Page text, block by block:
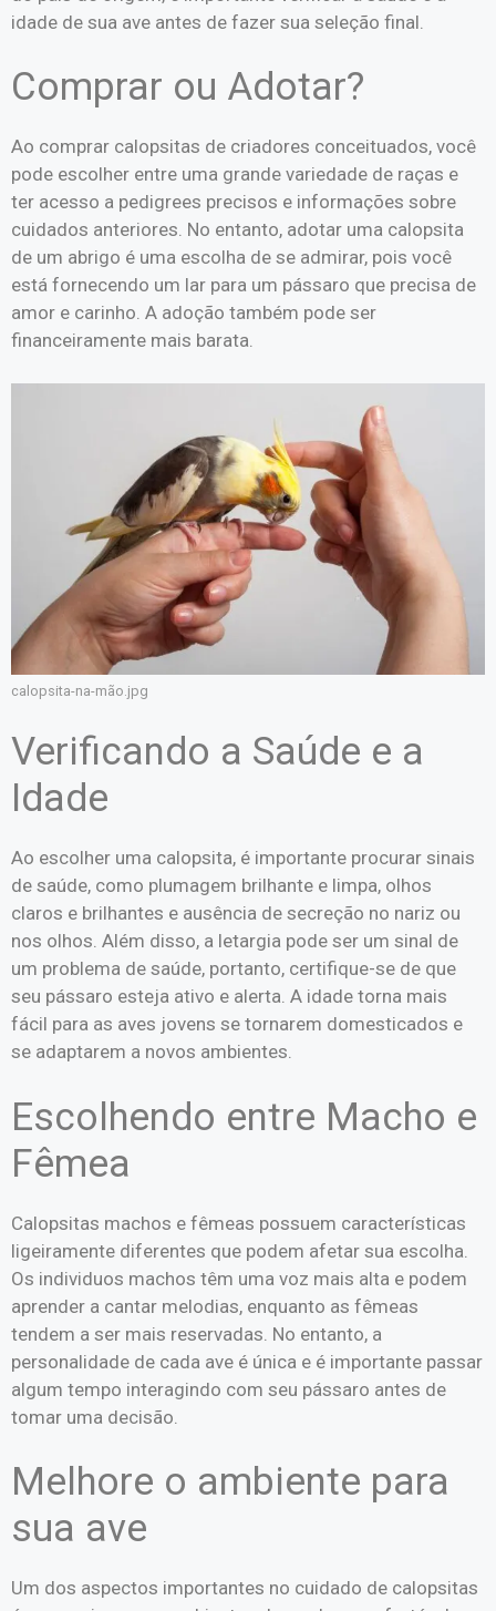
idade de sua ave antes de fazer sua seleção final.
Comprar ou Adotar?
Ao comprar calopsitas de criadores conceituados, você
pode escolher entre uma grande variedade de raças e
ter acesso a pedigrees precisos e informações sobre
cuidados anteriores. No entanto, adotar uma calopsita
de um abrigo é uma escolha de se admirar, pois você
está fornecendo um lar para um pássaro que precisa de
amor e carinho. A adoção também pode ser
financeiramente mais barata.
calopsita-na-mão.jpg
Verificando a Saúde e a
Idade
Ao escolher uma calopsita, é importante procurar sinais
de saúde, como plumagem brilhante e limpa, olhos
claros e brilhantes e ausência de secreção no nariz ou
nos olhos. Além disso, a letargia pode ser um sinal de
um problema de saúde, portanto, certifique-se de que
seu pássaro esteja ativo e alerta. A idade torna mais
fácil para as aves jovens se tornarem domesticados e
se adaptarem a novos ambientes.
Escolhendo entre Macho e
Fêmea
Calopsitas machos e fêmeas possuem características
ligeiramente diferentes que podem afetar sua escolha.
Os individuos machos têm uma voz mais alta e podem
aprender a cantar melodias, enquanto as fêmeas
tendem a ser mais reservadas. No entanto, a
personalidade de cada ave é única e é importante passar
algum tempo interagindo com seu pássaro antes de
tomar uma decisão.
Melhore o ambiente para
sua ave
Um dos aspectos importantes no cuidado de calopsitas